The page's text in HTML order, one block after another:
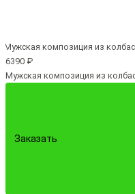
6390 ₽
Мужская композиция из
Заказать